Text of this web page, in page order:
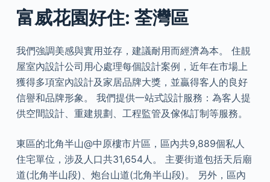
富威花園好住: 荃灣區
我們強調美感與實用並存，建議耐用而經濟為本。 住靚
屋室內設計公司用心處理每個設計案例，近年在市場上
獲得多項室內設計及家居品牌大獎，並贏得客人的良好
信譽和品牌形象。 我們提供一站式設計服務：為客人提
供空間設計、重建規劃、工程監管及傢俬訂制等服務。
東區的北角半山@中原樓市片區，區內共9,889個私人
住宅單位，涉及人口共31,654人。 主要街道包括天后廟
道(北角半山段)、炮台山道(北角半山段)。 另外，區內